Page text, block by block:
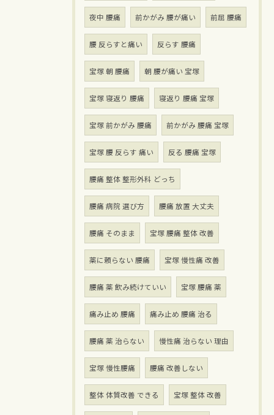
夜中 腰痛 前かがみ 腰が痛い 前屈 腰痛
腰 反らすと痛い 反らす 腰痛
宝塚 朝 腰痛 朝 腰が痛い 宝塚
宝塚 寝返り 腰痛 寝返り 腰痛 宝塚
宝塚 前かがみ 腰痛 前かがみ 腰痛 宝塚
宝塚 腰 反らす 痛い 反る 腰痛 宝塚
腰痛 整体 整形外科 どっち
腰痛 病院 選び方 腰痛 放置 大丈夫
腰痛 そのまま 宝塚 腰痛 整体 改善
薬に頼らない 腰痛 宝塚 慢性痛 改善
腰痛 薬 飲み続けていい 宝塚 腰痛 薬
痛み止め 腰痛 痛み止め 腰痛 治る
腰痛 薬 治らない 慢性痛 治らない 理由
宝塚 慢性腰痛 腰痛 改善しない
整体 体質改善 できる 宝塚 整体 改善